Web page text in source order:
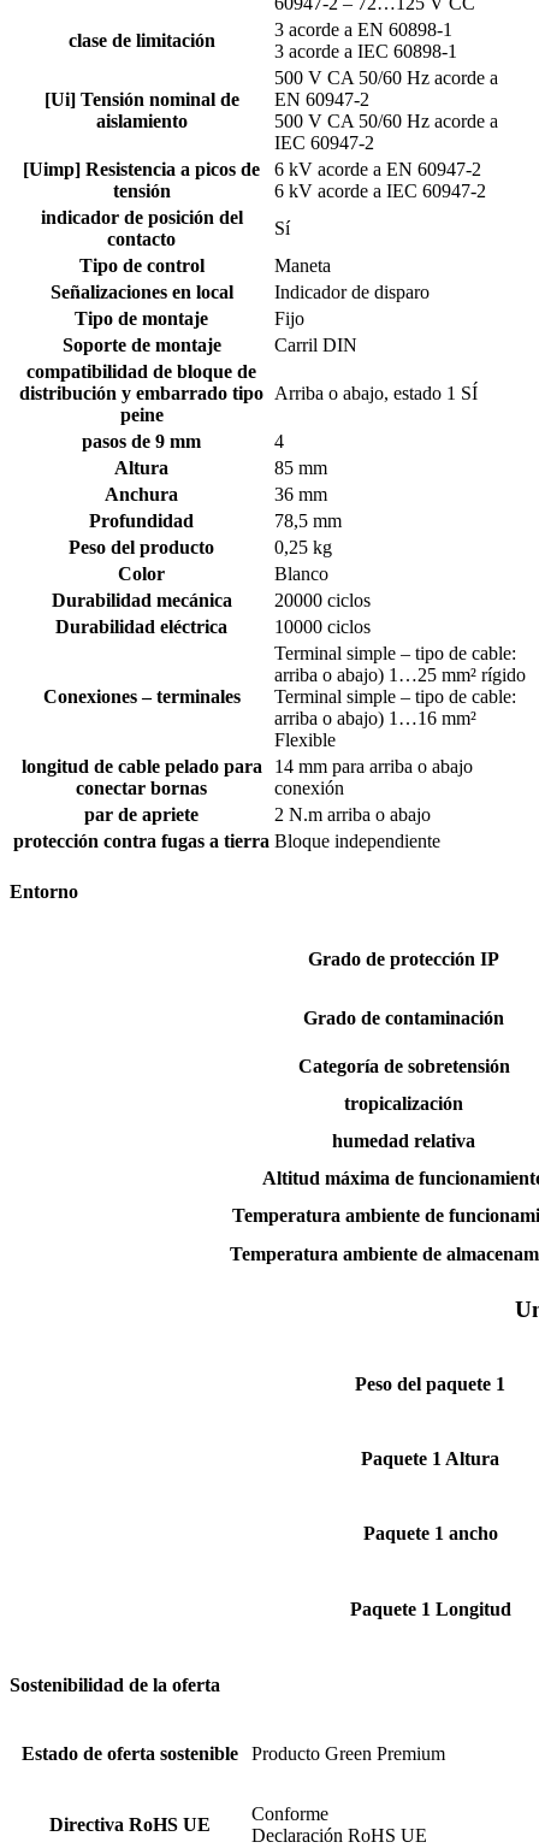
clase de limitación
3 acorde a EN 60898-1
3 acorde a IEC 60898-1
[Ui] Tensión nominal de
aislamiento
500 V CA 50/60 Hz acorde a
EN 60947-2
500 V CA 50/60 Hz acorde a
IEC 60947-2
[Uimp] Resistencia a picos de
tensión
6 kV acorde a EN 60947-2
6 kV acorde a IEC 60947-2
indicador de posición del
contacto
Sí
Tipo de control
Maneta
Señalizaciones en local
Indicador de disparo
Tipo de montaje
Fijo
Soporte de montaje
Carril DIN
compatibilidad de bloque de
distribución y embarrado tipo
peine
Arriba o abajo, estado 1 SÍ
pasos de 9 mm
4
Altura
85 mm
Anchura
36 mm
Profundidad
78,5 mm
Peso del producto
0,25 kg
Color
Blanco
Durabilidad mecánica
20000 ciclos
Durabilidad eléctrica
10000 ciclos
Conexiones – terminales
Terminal simple – tipo de cable:
arriba o abajo) 1…25 mm² rígido
Terminal simple – tipo de cable:
arriba o abajo) 1…16 mm²
Flexible
longitud de cable pelado para
conectar bornas
14 mm para arriba o abajo
conexión
par de apriete
2 N.m arriba o abajo
protección contra fugas a tierra Bloque independiente
Entorno
Grado de protección IP
Grado de contaminación
Categoría de sobretensión
tropicalización
humedad relativa
Altitud máxima de
Temperatura ambiente de
Temperatura ambiente de
Peso del paquete 1
Paquete 1 Altura
Paquete 1 ancho
Paquete 1 Longitud
Sostenibilidad de la oferta
Estado de oferta sostenible Producto Green Premium
Directiva RoHS UE
Conforme
Declaración RoHS UE